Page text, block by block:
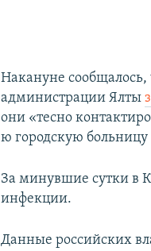
Накануне сообщалось,
администрации Ялты
они «тесно
ю городскую
За минувшие сутки в
инфекции.
Данные российских